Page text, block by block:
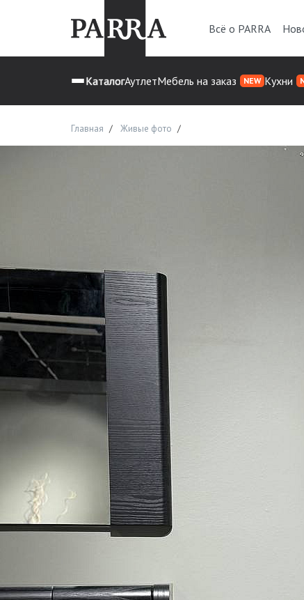
Всё о PARRA
КаталогАутлетМебель на заказ NEW Кухни
Главная Живые фото